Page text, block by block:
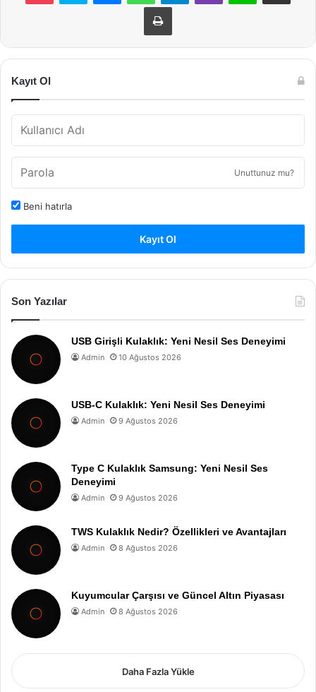
Yazdır
Kayıt Ol
Unuttunuz mu?
Beni hatırla
Kayıt Ol
Son Yazılar
USB Girişli Kulaklık: Yeni Nesil Ses Deneyimi
Admin 10 Ağustos 2026
USB-C Kulaklık: Yeni Nesil Ses Deneyimi
Admin 9 Ağustos 2026
Type C Kulaklık Samsung: Yeni Nesil Ses
Deneyimi
Admin 9 Ağustos 2026
TWS Kulaklık Nedir? Özellikleri ve Avantajları
Admin 8 Ağustos 2026
Kuyumcular Çarşısı ve Güncel Altın Piyasası
Admin 8 Ağustos 2026
Daha Fazla Yükle